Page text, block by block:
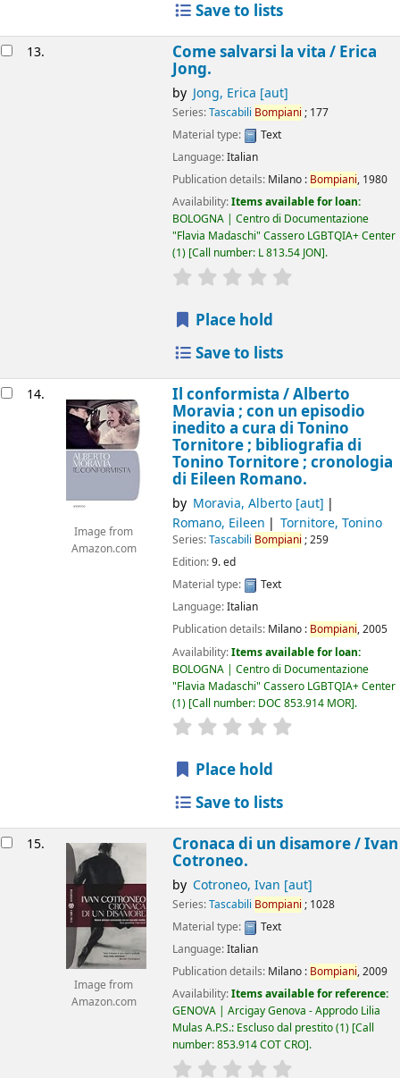
Save to lists
13. Come salvarsi la vita / Erica
Jong.
by Jong, Erica [aut]
Series:Tascabili Bompiani ; 177
Material type:
Text
Language:Italian
Publication details: Milano : Bompiani, 1980
Availability:Items available for loan:
BOLOGNA | Centro di Documentazione
"Flavia Madaschi" Cassero LGBTQIA+ Center
(1) Call number: L 813.54 JON .
star rating
Place hold
Save to lists
14.
Image from
Amazon.com
Il conformista /Alberto
Moravia ; con un episodio
inedito a cura di Tonino
Tornitore ; bibliografia di
Tonino Tornitore ; cronologia
di Eileen Romano.
by Moravia, Alberto[aut]
Romano, Eileen
Tornitore, Tonino
Series:Tascabili Bompiani ; 259
Edition:9. ed
Material type:
Text
Language:Italian
Publication details: Milano : Bompiani,2005
Availability:Items available for loan:
BOLOGNA | Centro di Documentazione
"Flavia Madaschi" Cassero LGBTQIA+ Center
(1) Call number: DOC 853.914 MOR .
star rating
Place hold
Save to lists
15.
Image from
Amazon.com
Cronaca di un disamore /Ivan
Cotroneo.
by Cotroneo, Ivan [aut]
Series:Tascabili Bompiani ; 1028
Material type:
Text
Language:Italian
Publication details: Milano : Bompiani,2009
Availability:Items available for reference:
GENOVA | Arcigay Genova - Approdo Lilia
Mulas A.P.S.: Escluso dal prestito(1) Call
number:853.914 COT CRO .
star rating